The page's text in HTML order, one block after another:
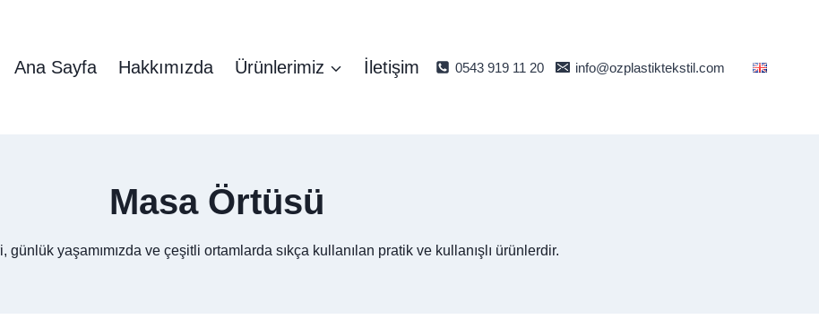
Ana Sayfa Hakkımızda Ürünlerimiz İletişim 0543 919 11 20 info@ozplastiktekstil.com
Masa Örtüsü
günlük yaşamımızda ve çeşitli ortamlarda sıkça kullanılan pratik ve kullanışlı ürünlerdir.